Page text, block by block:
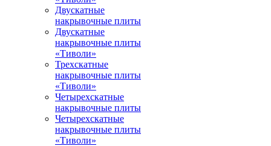
Двускатные
накрывочные плиты
Двускатные
накрывочные плиты
«Тиволи»
Трехскатные
накрывочные плиты
«Тиволи»
Четырехскатные
накрывочные плиты
Четырехскатные
накрывочные плиты
«Тиволи»